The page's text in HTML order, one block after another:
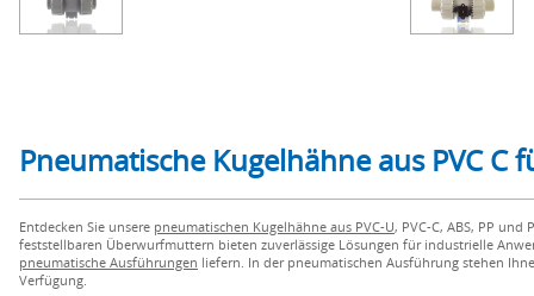
Pneumatische Kugelhähne aus PVC
Entdecken Sie unsere pneumatischen Kugelhähne aus PVC-U, PVC-C, ABS, PP
feststellbaren Überwurfmuttern bieten zuverlässige Lösungen für industrielle
pneumatische Ausführungen liefern. In der pneumatischen Ausführung stehen
Verfügung.